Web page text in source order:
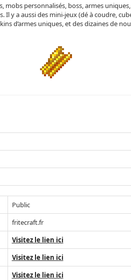
mobs personnalisés, boss, armes
Il y a aussi des mini-jeux (dé à coudre,
d’armes uniques, et des dizaines de
Public
fritecraft.fr
Visitez le lien ici
Visitez le lien ici
Visitez le lien ici